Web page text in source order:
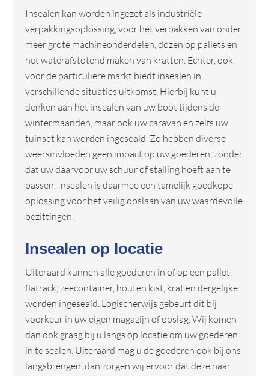
Insealen kan worden ingezet als industriële
verpakkingsoplossing, voor het verpakken van onder
meer grote machineonderdelen, dozen op pallets en
het waterafstotend maken van kratten. Echter, ook
voor de particuliere markt biedt insealen in
verschillende situaties uitkomst. Hierbij kunt u
denken aan het insealen van uw boot tijdens de
wintermaanden, maar ook uw caravan en zelfs uw
tuinset kan worden ingeseald. Zo hebben diverse
weersinvloeden geen impact op uw goederen, zonder
dat uw daarvoor uw schuur of stalling hoeft aan te
passen. Insealen is daarmee een tamelijk goedkope
oplossing voor het veilig opslaan van uw waardevolle
bezittingen.
Insealen op locatie
Uiteraard kunnen alle goederen in of op een pallet,
flatrack, zeecontainer, houten kist, krat en dergelijke
worden ingeseald. Logischerwijs gebeurt dit bij
voorkeur in uw eigen magazijn of opslag. Wij komen
dan ook graag bij u langs op locatie om uw goederen
in te sealen. Uiteraard mag u de goederen ook bij ons
langsbrengen, dan zorgen wij ervoor dat deze naar